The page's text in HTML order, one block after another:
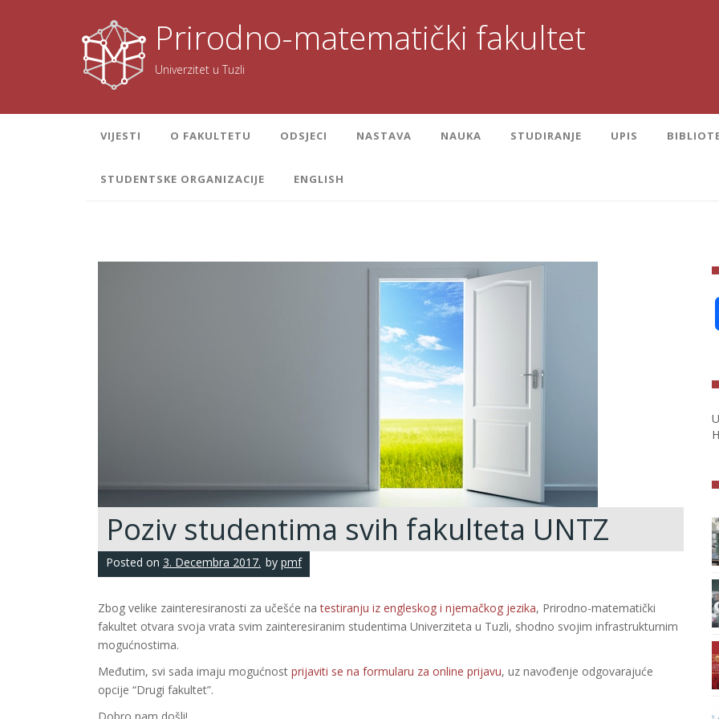
Prirodno-matematički fakultet
Univerzitet u Tuzli
VIJESTI O FAKULTETU ODSJECI NASTAVA NAUKA STUDIRANJE UPIS
STUDENTSKE ORGANIZACIJE ENGLISH
Poziv studentima svih fakulteta UNTZ
Posted on 3. Decembra 2017. by pmf
Zbog velike zainteresiranosti za učešće natestiranju iz engleskog i njemačkog jezika, Prirodno-matematički
fakultet otvara svoja vrata svim zainteresiranim studentima Univerziteta u Tuzli, shodno svojim infrastrukturnim
mogućnostima.
Međutim, svi sada imaju mogućnost prijaviti se na formularu za online prijavu, uz navođenje odgovarajuće
opcije “Drugi fakultet”.